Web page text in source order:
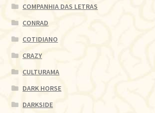
COMPANHIA DAS LETRAS
CONRAD
COTIDIANO
CRAZY
CULTURAMA
DARK HORSE
DARKSIDE